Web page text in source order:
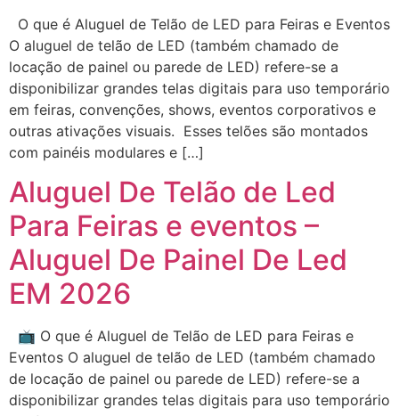
O que é Aluguel de Telão de LED para Feiras e Eventos
O aluguel de telão de LED (também chamado de
locação de painel ou parede de LED) refere-se a
disponibilizar grandes telas digitais para uso temporário
em feiras, convenções, shows, eventos corporativos e
outras ativações visuais. Esses telões são montados
com painéis modulares e […]
Aluguel De Telão de Led
Para Feiras e eventos –
Aluguel De Painel De Led
EM 2026
📺 O que é Aluguel de Telão de LED para Feiras e
Eventos O aluguel de telão de LED (também chamado
de locação de painel ou parede de LED) refere-se a
disponibilizar grandes telas digitais para uso temporário